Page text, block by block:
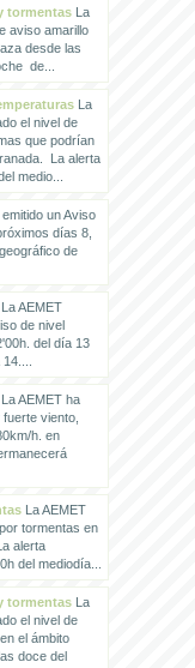
tormentasLa
aviso amarillo
desde las
de...
La
el nivel de
que podrían
La alerta
medio...
un Aviso
días 8,
de
AEMET
de nivel
del día 13
AEMET ha
viento,
h. en
La AEMET
tormentas en
alerta
del mediodía...
tormentasLa
el nivel de
el ámbito
doce del